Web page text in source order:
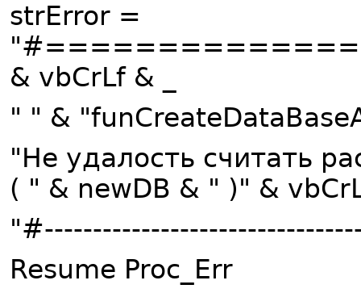
strError =
& vbCrLf & _
" " &
"Не удалость считать
( " & newDB & " )" &
Resume Proc_Err